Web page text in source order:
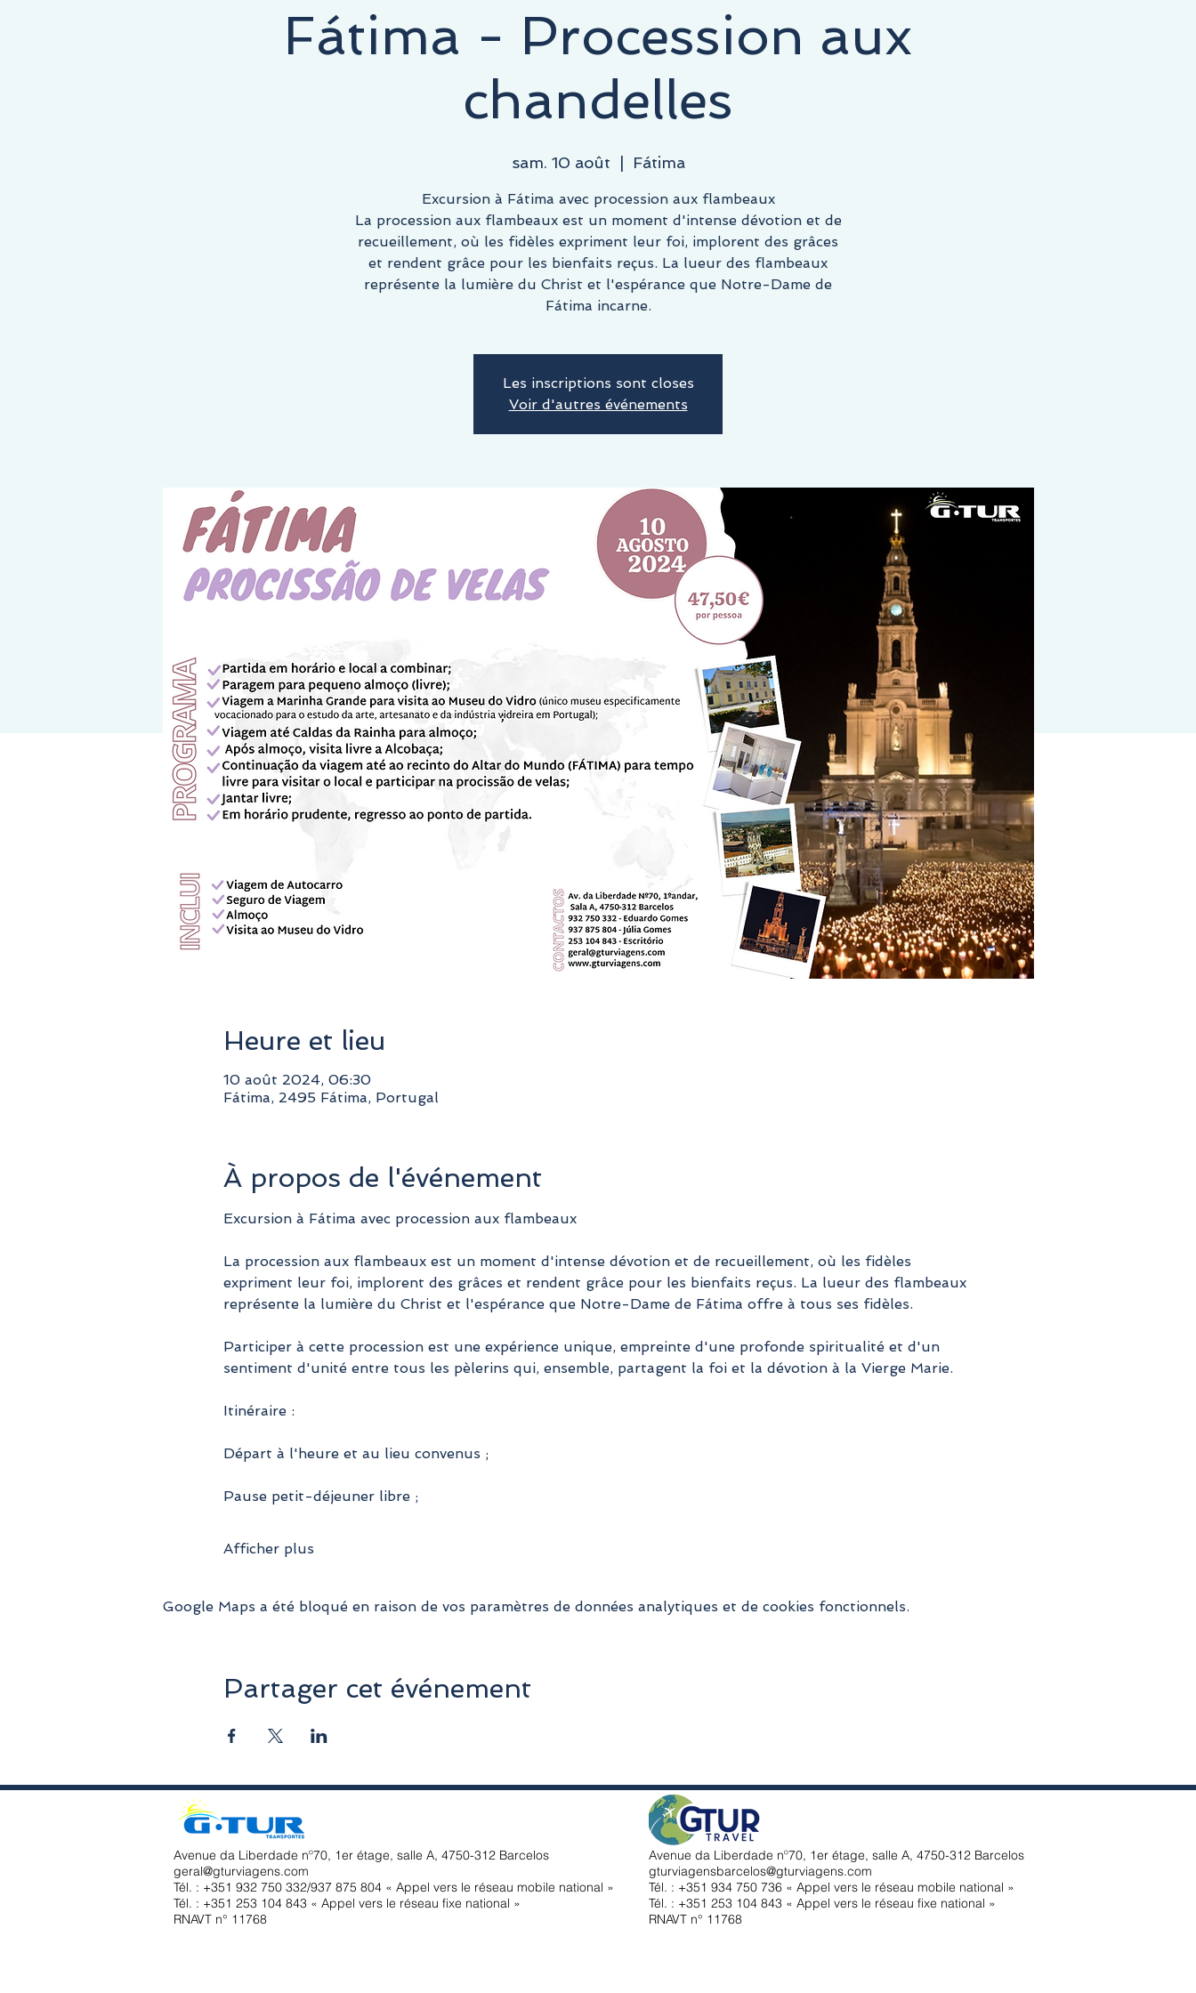
COMMENCE ICI, LA DESTINATION EST LA VÔTRE !Fátima - Procession aux
chandelles
sam. 10 août Fátima
Excursion à Fátima avec procession aux flambeaux
La procession aux flambeaux est un moment d'intense dévotion et de
recueillement, où les fidèles expriment leur foi, implorent des grâces
et rendent grâce pour les bienfaits reçus. La lueur des flambeaux
représente la lumière du Christ et l'espérance que Notre-Dame de
Fátima incarne.
Les inscriptions sont closes
Voir d'autres événements
Heure et lieu
10 août 2024, 06:30
Fátima, 2495 Fátima, Portugal
À propos de l'événement
Excursion à Fátima avec procession aux flambeaux
La procession aux flambeaux est un moment d'intense dévotion et de recueillement, où les fidèles
expriment leur foi, implorent des grâces et rendent grâce pour les bienfaits reçus. La lueur des flambeaux
représente la lumière du Christ et l'espérance que Notre-Dame de Fátima offre à tous ses fidèles.
Participer à cette procession est une expérience unique, empreinte d'une profonde spiritualité et d'un
sentiment d'unité entre tous les pèlerins qui, ensemble, partagent la foi et la dévotion à la Vierge Marie.
Itinéraire :
Départ à l'heure et au lieu convenus ;
Pause petit-déjeuner libre ;
Afficher plus
Google Maps a été bloqué en raison de vos paramètres de données analytiques et de cookies fonctionnels.
Partager cet événement
Avenue da Liberdade nº70, 1er étage, salle A, 4750-312 Barcelos
geral@gturviagens.com
Tél. : +351 932 750 332/937 875 804 « Appel vers le réseau mobile national »
Tél. : +351 253 104 843 « Appel vers le réseau fixe national »
RNAVT n° 11768
Avenue da Liberdade nº70, 1er étage, salle A, 4750-312 Barcelos
gturviagensbarcelos@gturviagens.com
Tél. : +351 934 750 736 « Appel vers le réseau mobile national »
Tél. : +351 253 104 843 « Appel vers le réseau fixe national »
RNAVT n° 11768